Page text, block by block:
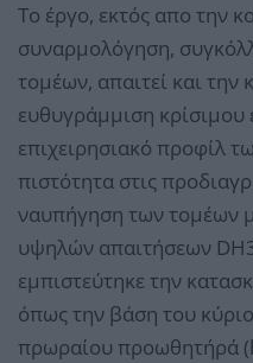
Το έργο, εκτός απο την
συναρμολόγηση,
τομέων, απαιτεί και την
ευθυγράμμιση κρίσιμου
επιχειρησιακό προφίλ
πιστότητα στις
ναυπήγηση των τομέων
υψηλών απαιτήσεων
εμπιστεύτηκε την
όπως την βάση του
πρωραίου προωθητήρά